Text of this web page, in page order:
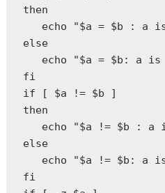
then
echo "$a = $b : a
else
echo "$a = $b: a
fi
if [ $a != $b ]
then
echo "$a != $b : a
else
echo "$a != $b: a
fi